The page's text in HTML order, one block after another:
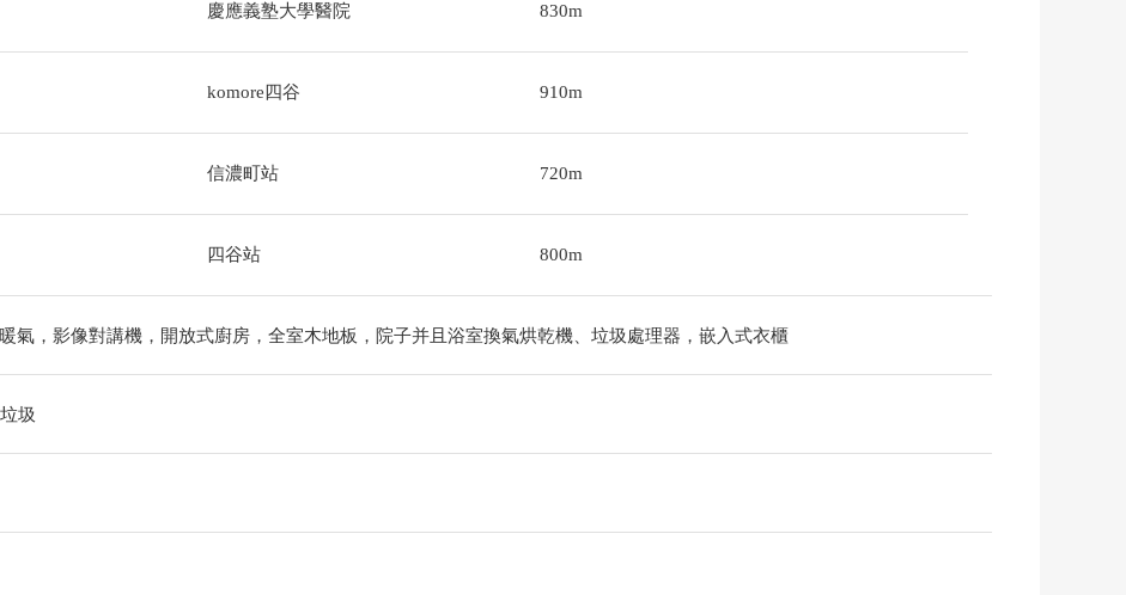
慶應義塾大學醫院 830m
komore四谷 910m
信濃町站 720m
四谷站 800m
氣，影像對講機，開放式廚房，全室木地板，院子并且浴室換氣烘乾機、垃圾處理器，嵌入式衣櫃
圾